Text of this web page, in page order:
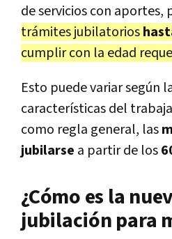
de servicios con aportes,
trámites jubilatorios
cumplir con la edad
Esto puede variar según
características del
como regla general, las
jubilarse a partir de los
¿Cómo es la
jubilación para